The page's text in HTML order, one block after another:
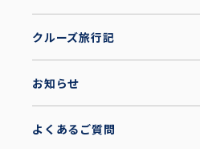
クルーズ旅行記
お知らせ
よくあるご質問